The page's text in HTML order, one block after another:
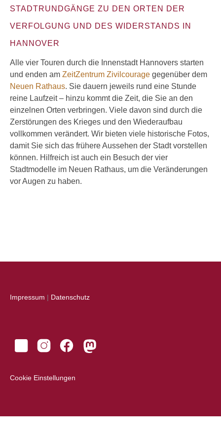
STADTRUNDGÄNGE ZU DEN ORTEN DER
VERFOLGUNG UND DES WIDERSTANDS IN
HANNOVER
Alle vier Touren durch die Innenstadt Hannovers starten
und enden am ZeitZentrum Zivilcourage gegenüber dem
Neuen Rathaus. Sie dauern jeweils rund eine Stunde
reine Laufzeit – hinzu kommt die Zeit, die Sie an den
einzelnen Orten verbringen. Viele davon sind durch die
Zerstörungen des Krieges und den Wiederaufbau
vollkommen verändert. Wir bieten viele historische Fotos,
damit Sie sich das frühere Aussehen der Stadt vorstellen
können. Hilfreich ist auch ein Besuch der vier
Stadtmodelle im Neuen Rathaus, um die Veränderungen
vor Augen zu haben.
Impressum | Datenschutz
Cookie Einstellungen